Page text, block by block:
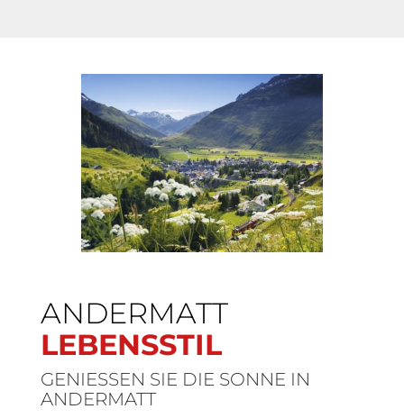
ANDERMATT
LEBENSSTIL
GENIESSEN SIE DIE SONNE IN
ANDERMATT